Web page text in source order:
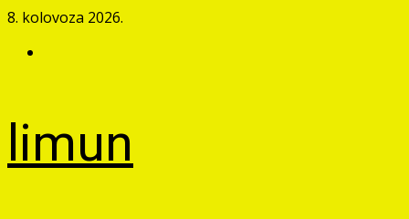
Skip
content
8. kolovoza 2026.
limun